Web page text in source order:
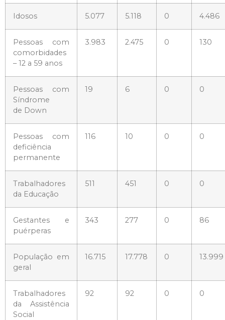
Idosos 5.077 5.118 0 4.486
Pessoas com
comorbidades
– 12 a 59 anos
3.983 2.475 0 130
Pessoas com
Síndrome
de Down
19 6 0 0
Pessoas com
deficiência
permanente
116 10 0 0
Trabalhadores
da Educação
511 451 0 0
Gestantes e
puérperas
343 277 0 86
População em
geral
16.715 17.778 0 13.999
Trabalhadores
da Assistência
Social
92 92 0 0